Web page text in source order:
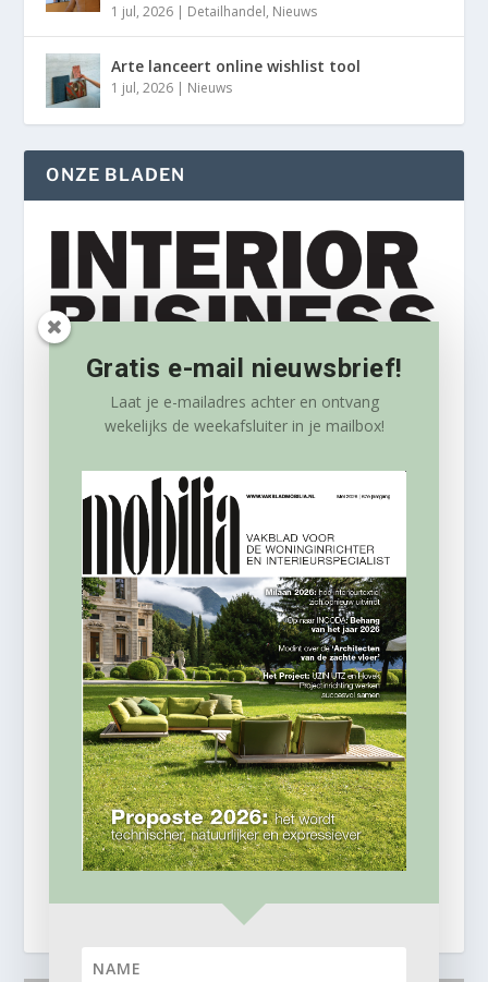
1 jul, 2026 Detailhandel, Nieuws
Arte lanceert online wishlist tool
1 jul, 2026 Nieuws
ONZE BLADEN
Gratis e-mail nieuwsbrief!
Laat je e-mailadres achter en ontvang
wekelijks de weekafsluiter in je mailbox!